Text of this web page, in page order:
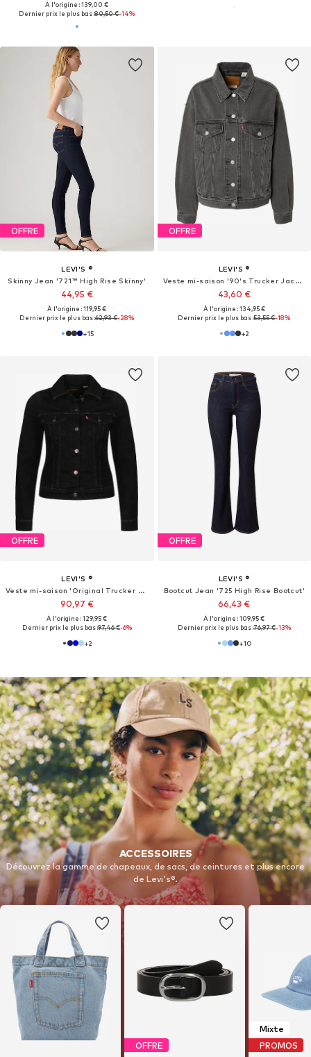
À l'origine : 139,00 €
Dernier prix le plus bas :80,50 €-14%
OFFRE
LEVI'S ®
Skinny Jean '721™ High Rise Skinny'
44,95 €
À l'origine : 119,95 €
Dernier prix le plus bas :62,93 €-28%
+15
OFFRE
LEVI'S ®
Veste mi-saison '90's Trucker Jacket'
43,60 €
À l'origine : 134,95 €
Dernier prix le plus bas :53,55 €-18%
+2
OFFRE
LEVI'S ®
Veste mi-saison 'Original Trucker Jacket'
90,97 €
À l'origine : 129,95 €
Dernier prix le plus bas :97,46 €-6%
+2
OFFRE
LEVI'S ®
Bootcut Jean '725 High Rise Bootcut'
66,43 €
À l'origine : 109,95 €
Dernier prix le plus bas :76,97 €-13%
+10
ACCESSOIRES
Découvrez la gamme de chapeaux, de sacs, de ceintures et plus encore
de Levi's®.
OFFRE
Mixte
PROMOS